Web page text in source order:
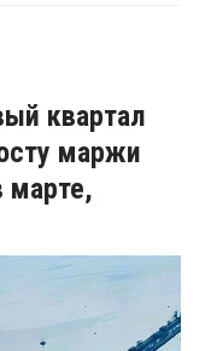
квартал
маржи
марте,